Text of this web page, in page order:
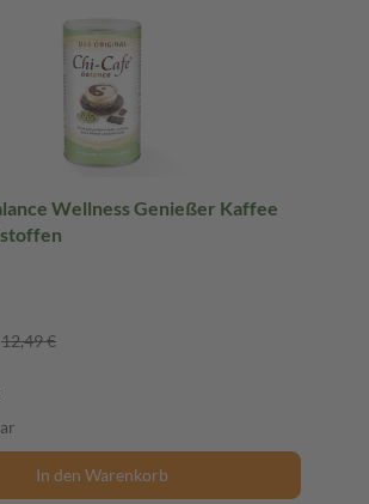
Wellness Genießer Kaffee
12,49 €
In den Warenkorb